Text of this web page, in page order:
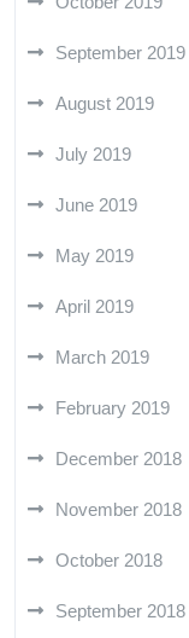
September 2019
August 2019
July 2019
June 2019
May 2019
April 2019
March 2019
February 2019
December 2018
November 2018
October 2018
September 2018